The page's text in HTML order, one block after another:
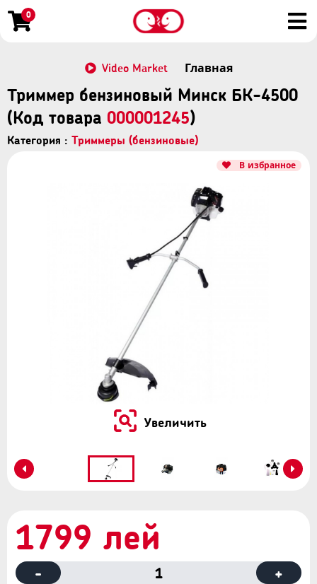
0
Video Market Главная
Триммер бензиновый Минск БК-4500
(Код товара 000001245)
Категория : Триммеры (бензиновые)
В избранное
Увеличить
1799 лей
- 1 +